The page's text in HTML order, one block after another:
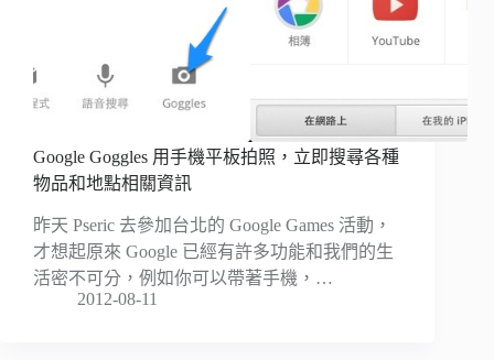
Google Goggles 用手機平板拍照，立即搜尋各種
物品和地點相關資訊
昨天 Pseric 去參加台北的 Google Games 活動，
才想起原來 Google 已經有許多功能和我們的生
活密不可分，例如你可以帶著手機，…
2012-08-11